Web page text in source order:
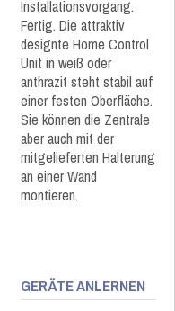
Installationsvorgang.
Fertig. Die attraktiv
designte Home Control
Unit in weiß oder
anthrazit steht stabil auf
einer festen Oberfläche.
Sie können die Zentrale
aber auch mit der
mitgelieferten Halterung
an einer Wand
montieren.
GERÄTE ANLERNEN